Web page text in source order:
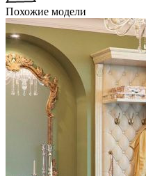
Похожие модели